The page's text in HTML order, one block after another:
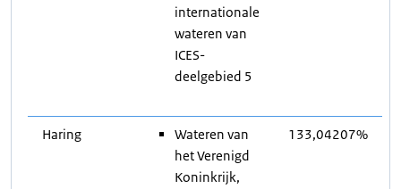
internationale
wateren van
ICES-
deelgebied 5
Haring
Wateren van
het Verenigd
Koninkrijk,
133,04207%